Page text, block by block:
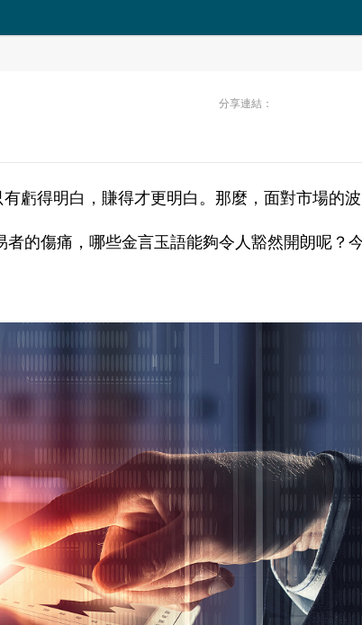
分享連結：
虧得明白，賺得才更明白。那麼，面對市場的波
的傷痛，哪些金言玉語能夠令人豁然開朗呢？